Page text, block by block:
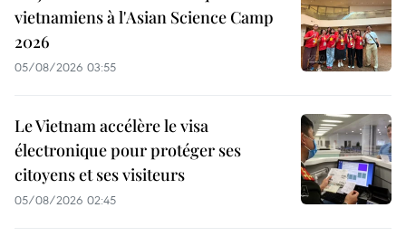
vietnamiens à l'Asian Science Camp
2026
05/08/2026 03:55
Le Vietnam accélère le visa
électronique pour protéger ses
citoyens et ses visiteurs
05/08/2026 02:45